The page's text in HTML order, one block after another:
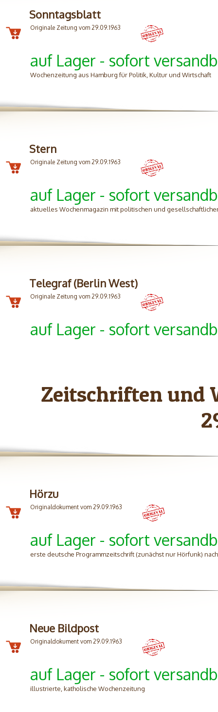
Sonntagsblatt
Originale Zeitung vom 29.09.1963
auf Lager - sofort
Wochenzeitung aus Hamburg für Politik, Kultur und Wirtschaft
Stern
Originale Zeitung vom 29.09.1963
auf Lager - sofort
aktuelles Wochenmagazin mit politischen und
Telegraf (Berlin West)
Originale Zeitung vom 29.09.1963
auf Lager - sofort
Zeitschriften und
Hörzu
Originaldokument vom 29.09.1963
auf Lager - sofort
erste deutsche Programmzeitschrift (zunächst nur Hörfunk)
Neue Bildpost
Originaldokument vom 29.09.1963
auf Lager - sofort
illustrierte, katholische Wochenzeitung